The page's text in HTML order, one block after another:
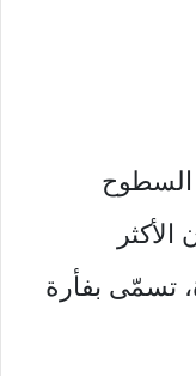
السطوح
الأكثر
تسمّى بفأرة